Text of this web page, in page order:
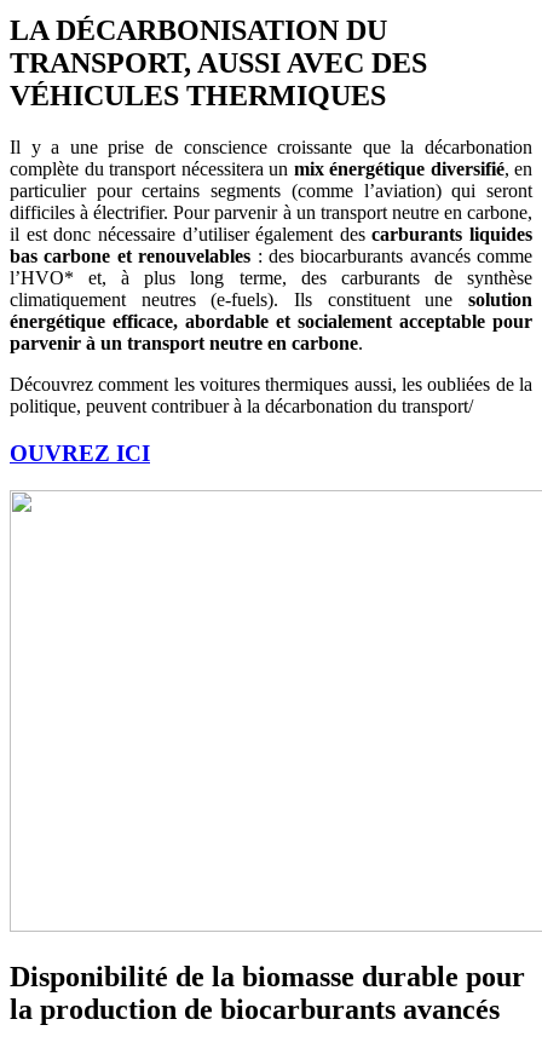
LA DÉCARBONISATION DU
TRANSPORT, AUSSI AVEC DES
VÉHICULES THERMIQUES
Il y a une prise de conscience croissante que la décarbonation
complète du transport nécessitera un mix énergétique diversifié, en
particulier pour certains segments (comme l’aviation) qui seront
difficiles à électrifier. Pour parvenir à un transport neutre en carbone,
il est donc nécessaire d’utiliser également descarburants liquides
bas carbone et renouvelables : des biocarburants avancés comme
l’HVO* et, à plus long terme, des carburants de synthèse
climatiquement neutres (e-fuels). Ils constituent une solution
énergétique efficace, abordable et socialement acceptable pour
parvenir à un transport neutre en carbone.
Découvrez comment les voitures thermiques aussi, les oubliées de la
politique, peuvent contribuer à la décarbonation du transport/
OUVREZ ICI
Disponibilité de la biomasse durable pour
la production de biocarburants avancés